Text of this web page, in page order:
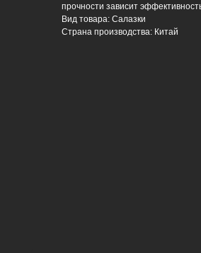
прочности зависит
Вид товара: Салазки
Страна производства: Китай